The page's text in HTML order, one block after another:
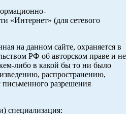
«Интернет» (для сетевого
на данном сайте, охраняется в
РФ об авторском праве и не
либо в какой бы то ни было
распространению,
письменного разрешения
специализация: